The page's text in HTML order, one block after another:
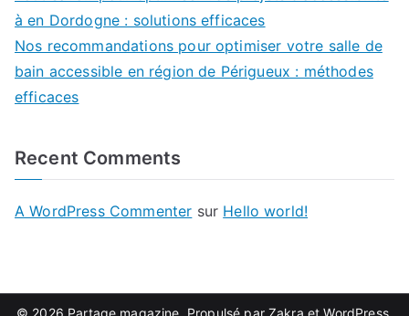
à en Dordogne : solutions efficaces
Nos recommandations pour optimiser votre salle de
bain accessible en région de Périgueux : méthodes
efficaces
Recent Comments
A WordPress Commenter sur Hello world!
© 2026 Partage magazine . Propulsé par Zakra etWordPress.